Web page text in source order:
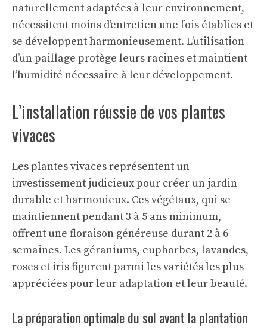
naturellement adaptées à leur environnement,
nécessitent moins d’entretien une fois établies et
se développent harmonieusement. L’utilisation
d’un paillage protège leurs racines et maintient
l’humidité nécessaire à leur développement.
L’installation réussie de vos plantes
vivaces
Les plantes vivaces représentent un
investissement judicieux pour créer un jardin
durable et harmonieux. Ces végétaux, qui se
maintiennent pendant 3 à 5 ans minimum,
offrent une floraison généreuse durant 2 à 6
semaines. Les géraniums, euphorbes, lavandes,
roses et iris figurent parmi les variétés les plus
appréciées pour leur adaptation et leur beauté.
La préparation optimale du sol avant la plantation